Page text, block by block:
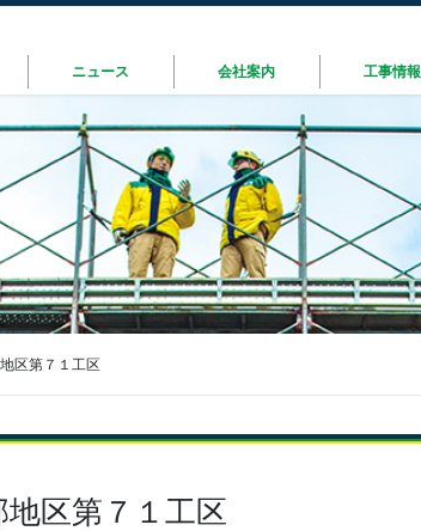
ニュース 会社案内 工事情報
区第７１工区
区第７１工区